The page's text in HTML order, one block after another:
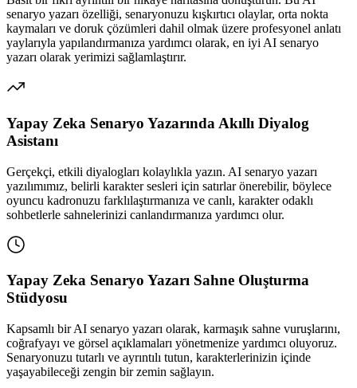
senaryo yazarı özelliği, senaryonuzu kışkırtıcı olaylar, orta nokta
kaymaları ve doruk çözümleri dahil olmak üzere profesyonel anlatı
yaylarıyla yapılandırmanıza yardımcı olarak, en iyi AI senaryo
yazarı olarak yerimizi sağlamlaştırır.
Yapay Zeka Senaryo Yazarında Akıllı Diyalog
Asistanı
Gerçekçi, etkili diyalogları kolaylıkla yazın. AI senaryo yazarı
yazılımımız, belirli karakter sesleri için satırlar önerebilir, böylece
oyuncu kadronuzu farklılaştırmanıza ve canlı, karakter odaklı
sohbetlerle sahnelerinizi canlandırmanıza yardımcı olur.
Yapay Zeka Senaryo Yazarı Sahne Oluşturma
Stüdyosu
Kapsamlı bir AI senaryo yazarı olarak, karmaşık sahne vuruşlarını,
coğrafyayı ve görsel açıklamaları yönetmenize yardımcı oluyoruz.
Senaryonuzu tutarlı ve ayrıntılı tutun, karakterlerinizin içinde
yaşayabileceği zengin bir zemin sağlayın.